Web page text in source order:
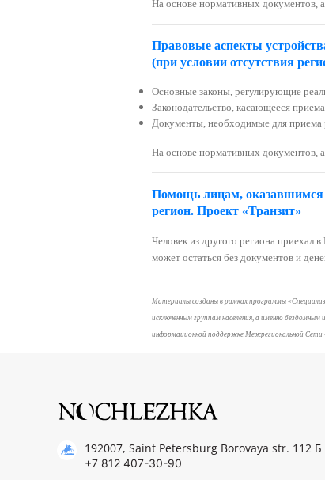
На основе нормативных документов,
Правовые аспекты
(при условии отсутствия
Основные законы, регулирующие
Законодательство, касающееся
Документы, необходимые для приема
На основе нормативных документов,
Помощь лицам, оказавшимся
регион. Проект «Транзит»
Человек из другого региона приехал
может остаться без документов и
Материалы созданы в рамках программы
исключенным группам населения, а именно
информационной поддержке Межрегиональной Сети
192007, Saint Petersburg Borovaya str. 112 Б
+7 812 407-30-90